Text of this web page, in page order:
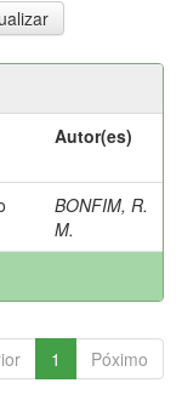
Autor(es)
BONFIM, R.
M.
1 Póximo